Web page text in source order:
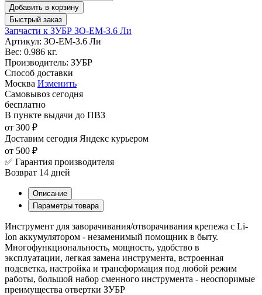
Добавить в корзину
Быстрый заказ
Запчасти к ЗУБР ЗО-ЕМ-3.6 Ли
Артикул: ЗО-ЕМ-3.6 Ли
Вес: 0.986 кг.
Производитель: ЗУБР
Способ доставки
Москва Изменить
Самовывоз сегодня
бесплатно
В пункте выдачи до ПВЗ
от 300 ₽
Доставим сегодня Яндекс курьером
от 500 ₽
✅ Гарантия производителя
Возврат 14 дней
Описание
Параметры товара
Инструмент для заворачивания/отворачивания крепежа с Li-
Ion аккумулятором - незаменимый помощник в быту.
Многофункциональность, мощность, удобство в
эксплуатации, легкая замена инструмента, встроенная
подсветка, настройка и трансформация под любой режим
работы, большой набор сменного инструмента - неоспоримые
преимущества отвертки ЗУБР